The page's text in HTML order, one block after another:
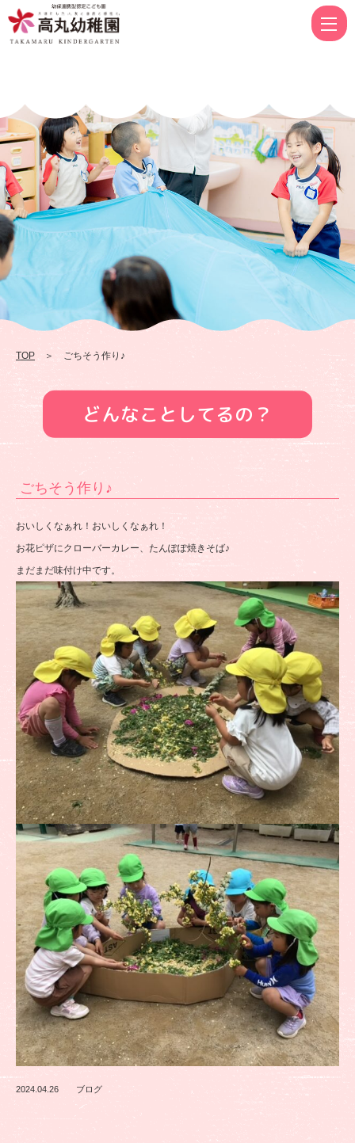
作
り
♪
高
丸
幼
園
TOP ＞ ごちそう作り♪
どんなことしてるの？
ごちそう作り♪
おいしくなぁれ！おいしくなぁれ！
お花ピザにクローバーカレー、たんぽぽ焼きそば♪
まだまだ味付け中です。
2024.04.26 ブログ